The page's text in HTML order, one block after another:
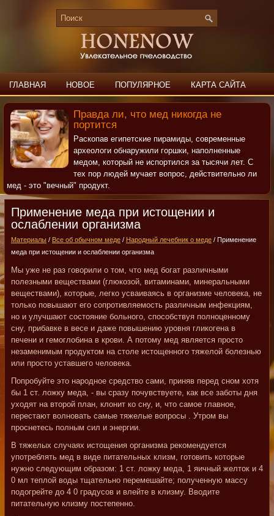
ГЛАВНАЯ НОВОЕ ПОПУЛЯРНОЕ КАРТА САЙТА
ПОИСК КОНТАКТЫ
Правда ли, что мед никогда не
портится
Раскопав египетские пирамиды, современные
археологи обнаружили горшки, наполненные
медом, который не испортился за тысячи лет. С
тех пор людей мучает вопрос, действительно ли
мед - это "вечный" продукт.
Применение меда при истощении и
ослаблении организма
Материалы / Все об обычном меде / Народный лечебник о меде / Применение
меда при истощении и ослаблении организма
Мы уже не раз говорили о том, что мед богат различными
полезными веществами (глюкозой, витаминами, минеральными
веществами), которые, легко усваиваясь в организме человека, не
только повышают его сопротивляемость различным инфекциям,
но и улучшают состояние больного, способствуя полноценному
сну, прибавке в весе и даже повышению уровня гликогена в
печени и гемоглобина в крови. А потому мед является просто
незаменимым продуктом на столе истощенного тяжелой болезнью
или просто уставшего человека.
Попробуйте это народное средство сами, приняв перед сном хотя
бы 1 ст. ложку меда, - вы сразу почувствуете, как все заботы дня
уходят на второй план, клонит ко сну, и, что самое главное,
перестают волновать самые тяжелые вопросы . Утром вы
проснетесь полным сил и энергии.
В тяжелых случаях истощения организма рекомендуется
употреблять мед в виде питательных клизм, готовить которые
нужно следующим образом: 1 ст. ложку меда, 1 яичный желток и 4
0 мл теплой воды тщательно перемешайте; полученную массу
подогрейте до 4 0 градусов и влейте в клизму. Вводите
питательную клизму постепенно.